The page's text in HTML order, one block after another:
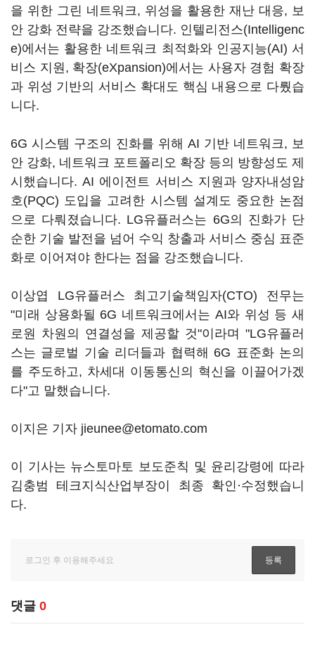
을 위한 그린 네트워크, 위성을 활용한 재난 대응, 보
안 강화 전략을 강조했습니다. 인텔리전스(Intelligenc
e)에서는 활용한 네트워크 최적화와 인공지능(AI) 서
비스 지원, 확장(eXpansion)에서는 사용자 경험 확장
과 위성 기반의 서비스 확대도 핵심 내용으로 다뤘습
니다.
6G 시스템 구조의 진화를 위해 AI 기반 네트워크, 보
안 강화, 네트워크 포트폴리오 확장 등의 방향성도 제
시했습니다. AI 에이전트 서비스 지원과 양자내성암
호(PQC) 도입을 고려한 시스템 설계도 중요한 논점
으로 다뤄졌습니다. LG유플러스는 6G의 진화가 단
순한 기술 발전을 넘어 수익 창출과 서비스 중심 표준
화로 이어져야 한다는 점을 강조했습니다.
이상엽 LG유플러스 최고기술책임자(CTO) 전무는
"미래 상용화될 6G 네트워크에서는 AI와 위성 등 새
로원 차원의 연결성을 제공할 것"이라며 "LG유플러
스는 글로벌 기술 리더들과 협력해 6G 표준화 논의
를 주도하고, 차세대 이동통신의 혁신을 이끌어가겠
다"고 말했습니다.
이지은 기자 jieunee@etomato.com
이 기사는 뉴스토마토 보도준칙 및 윤리강령에 따라
김충범 테크지식산업부장이 최종 확인·수정했습니
다.
댓글 0